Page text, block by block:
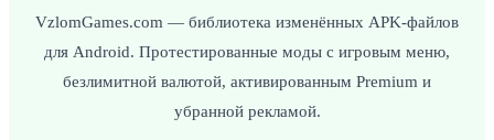
VzlomGames.com — библиотека изменённых APK-файлов
для Android. Протестированные моды с игровым меню,
безлимитной валютой, активированным Premium и
убранной рекламой.